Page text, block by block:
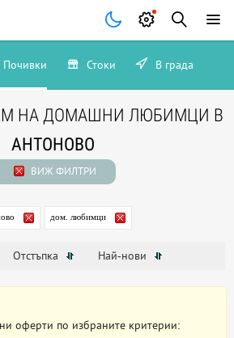
Почивки Стоки В града
НА ДОМАШНИ ЛЮБИМЦИ В
АНТОНОВО
ВИЖ ФИЛТРИ
дом. любимци
Отстъпка Най-нови
оферти по избраните критерии: